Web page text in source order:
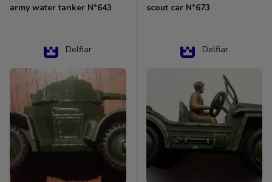
army water tanker N°643 scout car N°673
Delfiar Delfiar